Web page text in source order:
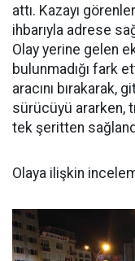
attı. Kazayı
ihbarıyla adrese
Olay yerine gelen
bulunmadığı fark
aracını bırakarak,
sürücüyü ararken,
tek şeritten
Olaya ilişkin